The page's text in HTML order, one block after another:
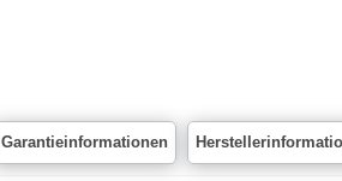
Garantieinformationen